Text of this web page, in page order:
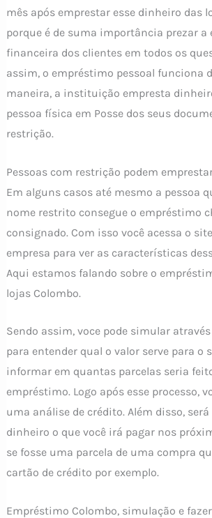
mês após emprestar esse dinheiro das
porque é de suma importância prezar a
financeira dos clientes em todos os
assim, o empréstimo pessoal funciona
maneira, a instituição empresta
pessoa física em Posse dos seus
restrição.
Pessoas com restrição podem
Em alguns casos até mesmo a pessoa
nome restrito consegue o empréstimo
consignado. Com isso você acessa o
empresa para ver as características
Aqui estamos falando sobre o
lojas Colombo.
Sendo assim, voce pode simular
para entender qual o valor serve para o
informar em quantas parcelas seria
empréstimo. Logo após esse processo,
uma análise de crédito. Além disso,
dinheiro o que você irá pagar nos
se fosse uma parcela de uma compra
cartão de crédito por exemplo.
Empréstimo Colombo, simulação e